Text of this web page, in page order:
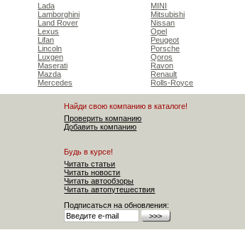
Lada
Lamborghini
Land Rover
Lexus
Lifan
Lincoln
Luxgen
Maserati
Mazda
Mercedes
MINI
Mitsubishi
Nissan
Opel
Peugeot
Porsche
Qoros
Ravon
Renault
Rolls-Royce
Найди свою компанию в каталоге!
Проверить компанию
Добавить компанию
Будь в курсе!
Читать статьи
Читать новости
Читать автообзоры
Читать автопутешествия
Подписаться на обновления: